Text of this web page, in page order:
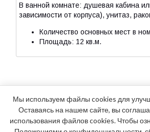
В ванной комнате: душевая кабина
зависимости от корпуса), унитаз,
Количество основных мест в
Площадь: 12 кв.м.
Мы используем файлы cookies для
Оставаясь на нашем сайте, вы
использования файлов cookies. Чтобы